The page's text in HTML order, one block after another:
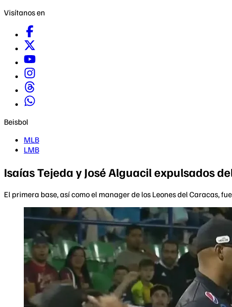
Visítanos en
Beisbol
MLB
LMB
Isaías Tejeda y José Alguacil expulsados
El primera base, así como el manager de los Leones del Caracas,